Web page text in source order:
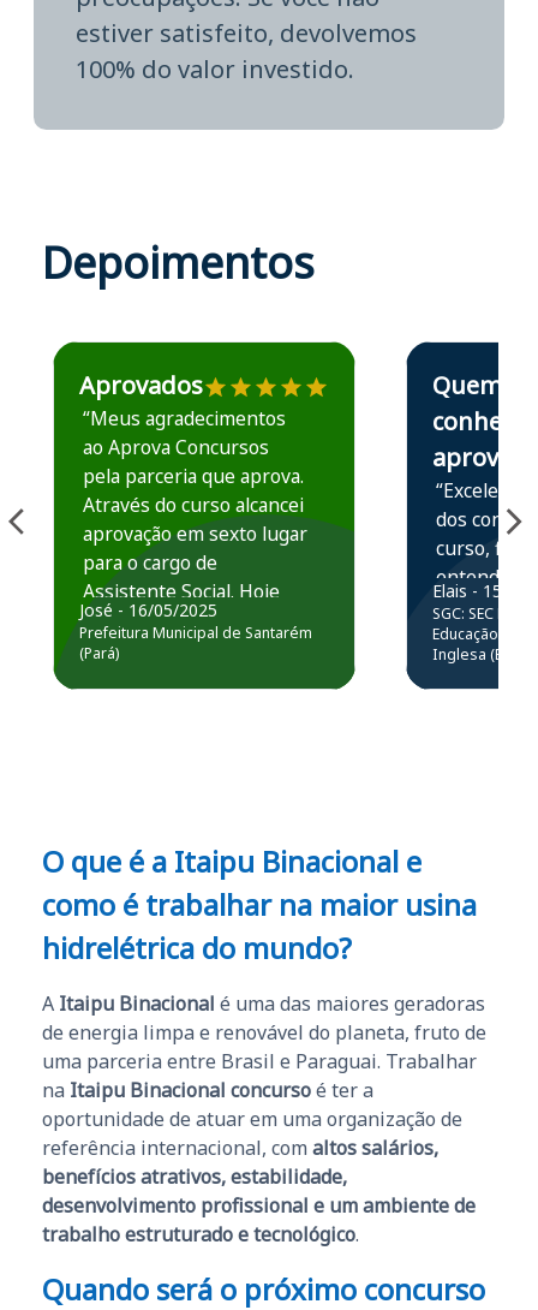
estiver satisfeito, devolvemos
100% do valor investido.
Depoimentos
Estudante José recomenda o Aprova Concursos em
Aprovados
“Meus agradecimentos
ao Aprova Concursos
pela parceria que aprova.
Através do curso alcancei
aprovação em sexto lugar
para o cargo de
Assistente Social. Hoje
estou atuando na
Prefeitura de Santarém.
José - 16/05/2025
Prefeitura Municipal de Santarém
(Pará)
Estudante Elais
Quem
conhece,
aprova
“Excelente
dos
curso,
entender e
prática
resolução
questões.”
Elais - 15/07/
SGC: SEC BA
Educação
Inglesa (Edital
O que é a Itaipu Binacional e
como é trabalhar na maior usina
hidrelétrica do mundo?
A Itaipu Binacional é uma das maiores geradoras
de energia limpa e renovável do planeta, fruto de
uma parceria entre Brasil e Paraguai. Trabalhar
na Itaipu Binacional concursoé ter a
oportunidade de atuar em uma organização de
referência internacional, com altos salários,
benefícios atrativos, estabilidade,
desenvolvimento profissional e um ambiente de
trabalho estruturado e tecnológico.
Quando será o próximo concurso